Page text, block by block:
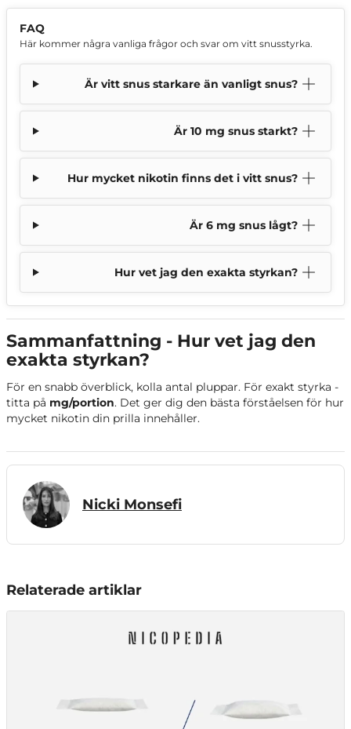
FAQ
Här kommer några vanliga frågor och svar om vitt snusstyrka.
Är vitt snus starkare än vanligt snus?
Är 10 mg snus starkt?
Hur mycket nikotin finns det i vitt snus?
Är 6 mg snus lågt?
Hur vet jag den exakta styrkan?
Sammanfattning - Hur vet jag den
exakta styrkan?
För en snabb överblick, kolla antal pluppar. För exakt styrka -
titta på mg/portion. Det ger dig den bästa förståelsen för hur
mycket nikotin din prilla innehåller.
Nicki Monsefi
Relaterade artiklar